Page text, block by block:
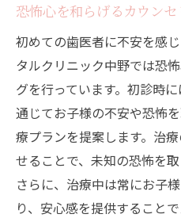
恐怖心を和らげるカウン
初めての歯医者に不安を感
タルクリニック中野では恐
グを行っています。初診時
通じてお子様の不安や恐怖
療プランを提案します。治
せることで、未知の恐怖を
さらに、治療中は常にお子
り、安心感を提供すること